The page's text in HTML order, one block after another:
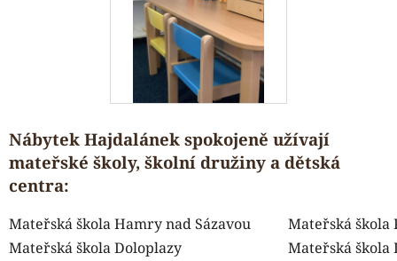
Nábytek Hajdalánek spokojeně užívají
mateřské školy, školní družiny a dětská
centra:
Mateřská škola Hamry nad Sázavou
Mateřská škola
Mateřská škola Doloplazy
Mateřská škola